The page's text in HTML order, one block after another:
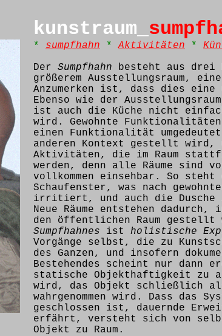
kunstraum_
* sumpfhahn *Aktivitäten *
Der Sumpfhahn besteht aus drei
größerem Ausstellungsraum,
Anzumerken ist, dass dies
Ebenso wie der
ist auch die Küche nicht
wird. Gewohnte
einen Funktionalität
anderen Kontext gestellt wird,
Aktivitäten, die im Raum
werden, denn alle Räume sind
vollkommen einsehbar. So
Schaufenster, was nach
irritiert, und auch die Dusche
Neue Räume entstehen
den öffentlichen Raum gestellt
Sumpfhahnes ist holistische
Vorgänge selbst, die zu
des Ganzen, und insofern
Bestehendes scheint nur dann
statische Objekthaftigkeit zu
wird, das Objekt schließlich
wahrgenommen wird. Dass das
geschlossen ist, dauernde
erfährt, versteht sich von
Objekt zu Raum.